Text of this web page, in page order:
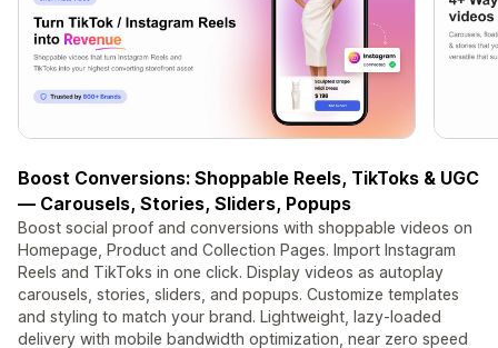
Boost Conversions: Shoppable Reels, TikToks & UGC
— Carousels, Stories, Sliders, Popups
Boost social proof and conversions with shoppable videos on
Homepage, Product and Collection Pages. Import Instagram
Reels and TikToks in one click. Display videos as autoplay
carousels, stories, sliders, and popups. Customize templates
and styling to match your brand. Lightweight, lazy-loaded
delivery with mobile bandwidth optimization, near zero speed